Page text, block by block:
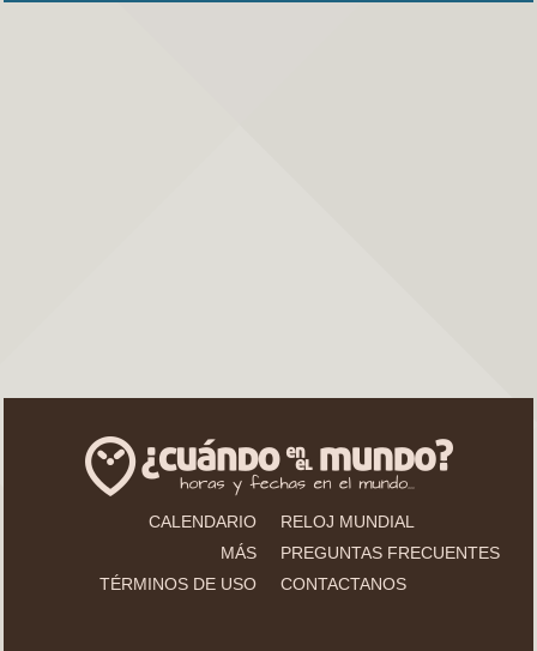
CALENDARIO
RELOJ MUNDIAL
MÁS
PREGUNTAS FRECUENTES
TÉRMINOS DE USO
CONTACTANOS